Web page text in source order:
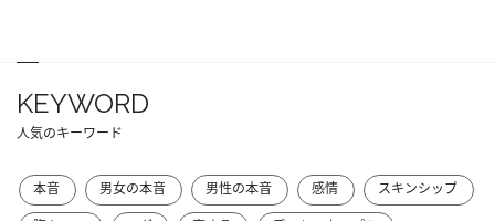
KEYWORD
人気のキーワード
本音 男女の本音 男性の本音 感情
スキンシップ